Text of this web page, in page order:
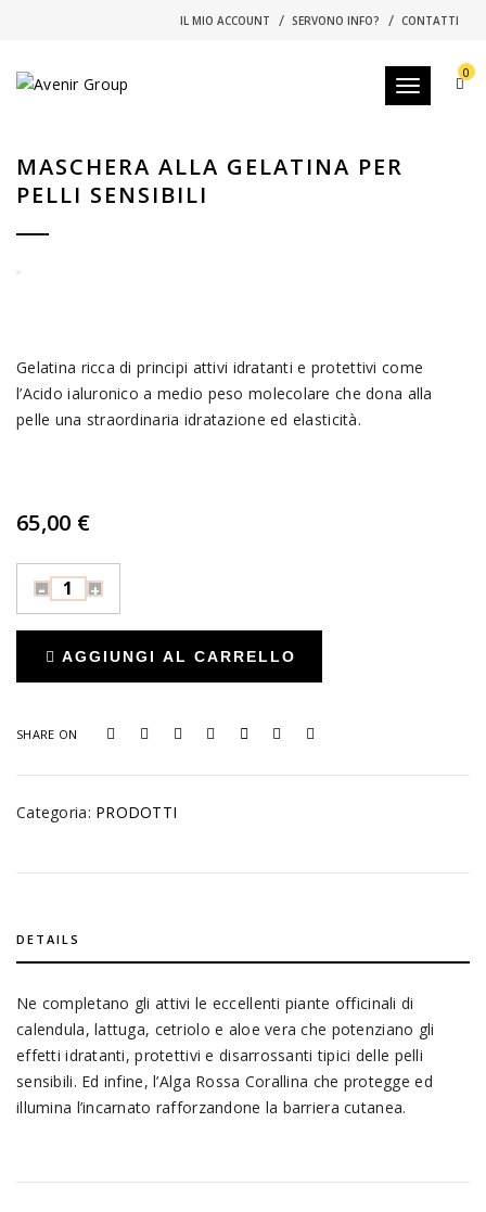
IL MIO ACCOUNT SERVONO INFO? CONTATTI
Toggle
0
MASCHERA ALLA GELATINA PER
PELLI SENSIBILI
Gelatina ricca di principi attivi idratanti e protettivi come
l’Acido ialuronico a medio peso molecolare che dona alla
pelle una straordinaria idratazione ed elasticità.
65,00 €
MASCHERA
ALLA
AGGIUNGI AL CARRELLO
SHARE ON
Categoria: PRODOTTI
DETAILS
Ne completano gli attivi le eccellenti piante officinali di
calendula, lattuga, cetriolo e aloe vera che potenziano gli
effetti idratanti, protettivi e disarrossanti tipici delle pelli
sensibili. Ed infine, l’Alga Rossa Corallina che protegge ed
illumina l’incarnato rafforzandone la barriera cutanea.